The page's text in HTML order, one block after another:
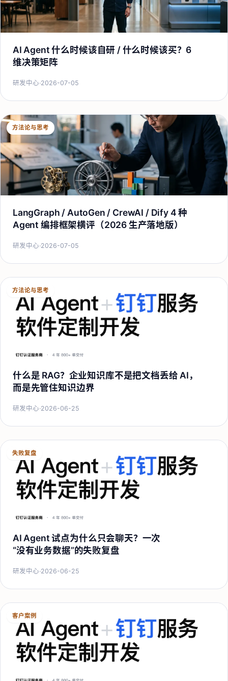
AI Agent 什么时候该自研 / 什么时候该买？6
维决策矩阵
研发中心·2026-07-05
方法论与思考
LangGraph / AutoGen / CrewAI / Dify 4 种
Agent 编排框架横评（2026 生产落地版）
研发中心·2026-07-05
方法论与思考
什么是 RAG？企业知识库不是把文档丢给 AI，
而是先管住知识边界
研发中心·2026-06-25
失败复盘
AI Agent 试点为什么只会聊天？一次
“没有业务数据”的失败复盘
研发中心·2026-06-25
客户案例